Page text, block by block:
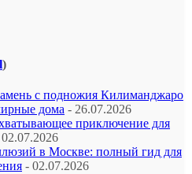
)
с подножия Килиманджаро
дома - 26.07.2026
приключение для
в Москве: полный гид для
- 02.07.2026